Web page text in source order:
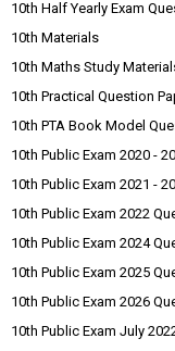
10th Half Yearly Exam
10th Materials
10th Maths Study
10th Practical Question
10th PTA Book Model
10th Public Exam 2020 -
10th Public Exam 2021 -
10th Public Exam 2022
10th Public Exam 2024
10th Public Exam 2025
10th Public Exam 2026
10th Public Exam July